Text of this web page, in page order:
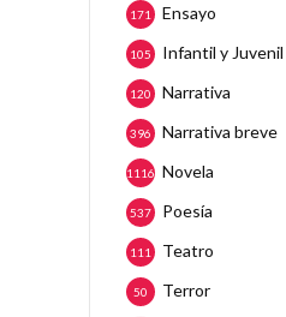
Ensayo
171
Infantil y Juvenil
105
Narrativa
120
Narrativa breve
396
Novela
1116
Poesía
537
Teatro
111
Terror
50